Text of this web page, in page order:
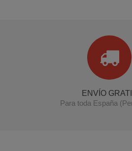
ENVÍO
Para toda España